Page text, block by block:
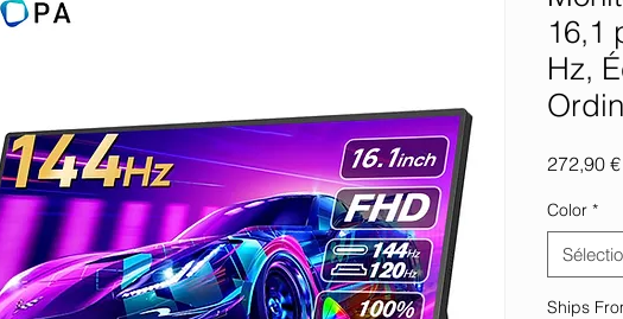
16,1
Hz,
272,90 €
Color *
Ships